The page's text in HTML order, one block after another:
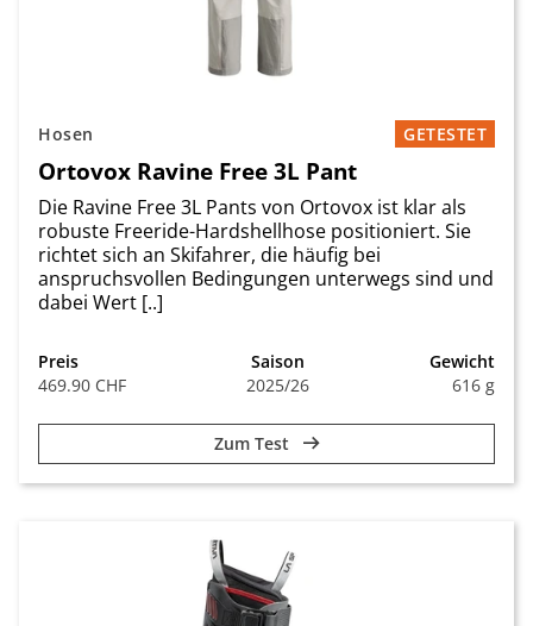
Hosen GETESTET
Ortovox Ravine Free 3L Pant
Die Ravine Free 3L Pants von Ortovox ist klar als
robuste Freeride-Hardshellhose positioniert. Sie
richtet sich an Skifahrer, die häufig bei
anspruchsvollen Bedingungen unterwegs sind und
dabei Wert [..]
Preis
469.90 CHF
Saison
2025/26
Gewicht
616 g
Zum Test